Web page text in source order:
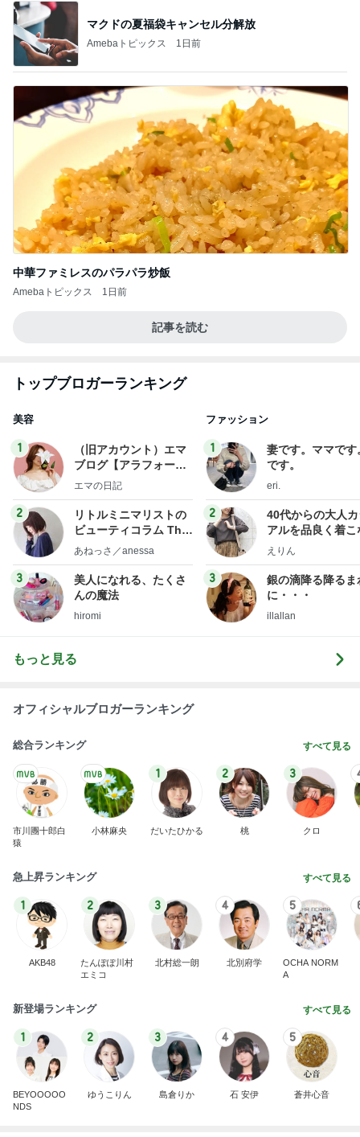
マクドの夏福袋キャンセル分解放
Amebaトピックス 1日前
中華ファミレスのパラパラ炒飯
Amebaトピックス 1日前
記事を読む
トップブロガーランキング
美容
1
（旧アカウント）エマ
ブログ【アラフォー会
社売却セカンドライ
エマの日記
2
リトルミニマリストの
ビューティコラム The
little minimalist's bea
あねっさ／anessa
3
美人になれる、たくさ
んの魔法
hiromi
ファッション
1
妻です。ママです
です。
eri.
2
40代からの大人
アルを品良く着こ
ファッションブロ
えりん
3
銀の滴降る降るま
に・・・
illallan
もっと見る
オフィシャルブロガーランキング
総合ランキング すべて見る
市川團十郎白
猿
小林麻央
1
だいたひかる
2
桃
3
クロ
急上昇ランキング すべて見る
1
AKB48
2
たんぽぽ川村
エミコ
3
北村総一朗
4
北別府学
5
OCHA NORM
A
新登場ランキング すべて見る
1
BEYOOOOO
NDS
2
ゆうこりん
3
島倉りか
4
石 安伊
5
蒼井心音